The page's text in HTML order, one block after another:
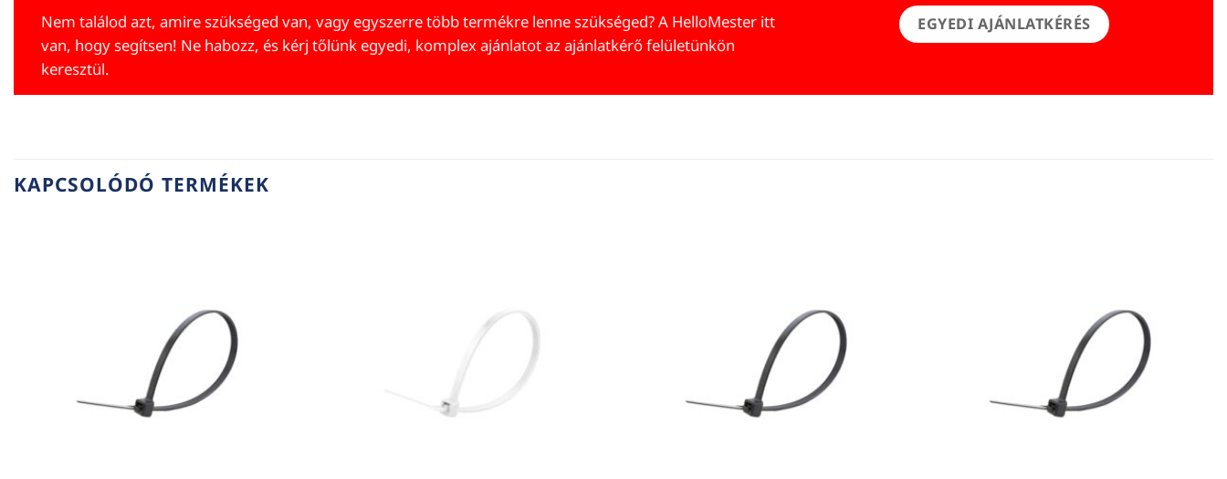
Nem találod azt, amire szükséged van, vagy egyszerre több termékre lenne szükséged? A HelloMester itt
van, hogy segítsen! Ne habozz, és kérj tőlünk egyedi, komplex ajánlatot az ajánlatkérő felületünkön
keresztül.
EGYEDI AJÁNLATKÉRÉS
KAPCSOLÓDÓ TERMÉKEK